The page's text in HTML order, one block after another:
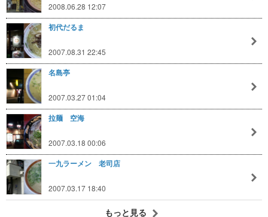
2008.06.28 12:07
初代だるま
2007.08.31 22:45
名島亭
2007.03.27 01:04
拉麺 空海
2007.03.18 00:06
一九ラーメン 老司店
2007.03.17 18:40
もっと見る